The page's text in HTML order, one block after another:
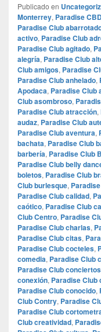
Publicado en
Monterrey, Paradise
Paradise Club
activo, Paradise Club
Paradise Club agitado,
alegría, Paradise Club
Club amigos, Paradise
Paradise Club anhelado,
Apodaca, Paradise Club
Club asombroso,
Paradise Club atracción,
audaz, Paradise Club
Paradise Club aventura,
bachata, Paradise Club
barbería, Paradise Club
Paradise Club belly
boletos, Paradise Club
Club burlesque,
Paradise Club calidad,
caótico, Paradise Club
Club Centro, Paradise
Paradise Club charlas,
Paradise Club citas,
Paradise Club cocteles,
comedia, Paradise Club
Paradise Club conciertos
conexión, Paradise
Paradise Club conocido,
Club Contry, Paradise
Paradise Club
Club creatividad,